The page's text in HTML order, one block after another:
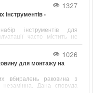
1327
-
інструментів для
часто містить не
і відомі предмети, такі як
ключ, а й містить зубило,
інструменти.
1026
для монтажу на
вбиралень раковина з
Дана споруда